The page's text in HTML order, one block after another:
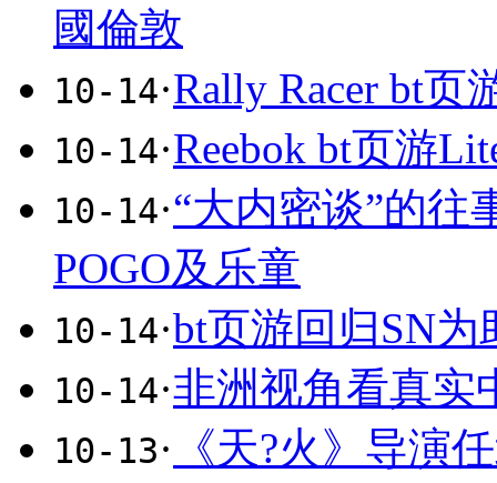
國倫敦
10-14·Rally Racer bt页
10-14·Reebok bt页游
10-14·“大内密谈”的往
POGO及乐童
10-14·bt页游回归SN
10-14·非洲视角看真实
10-13· 《天?火》导演